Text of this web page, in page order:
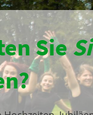
Sie